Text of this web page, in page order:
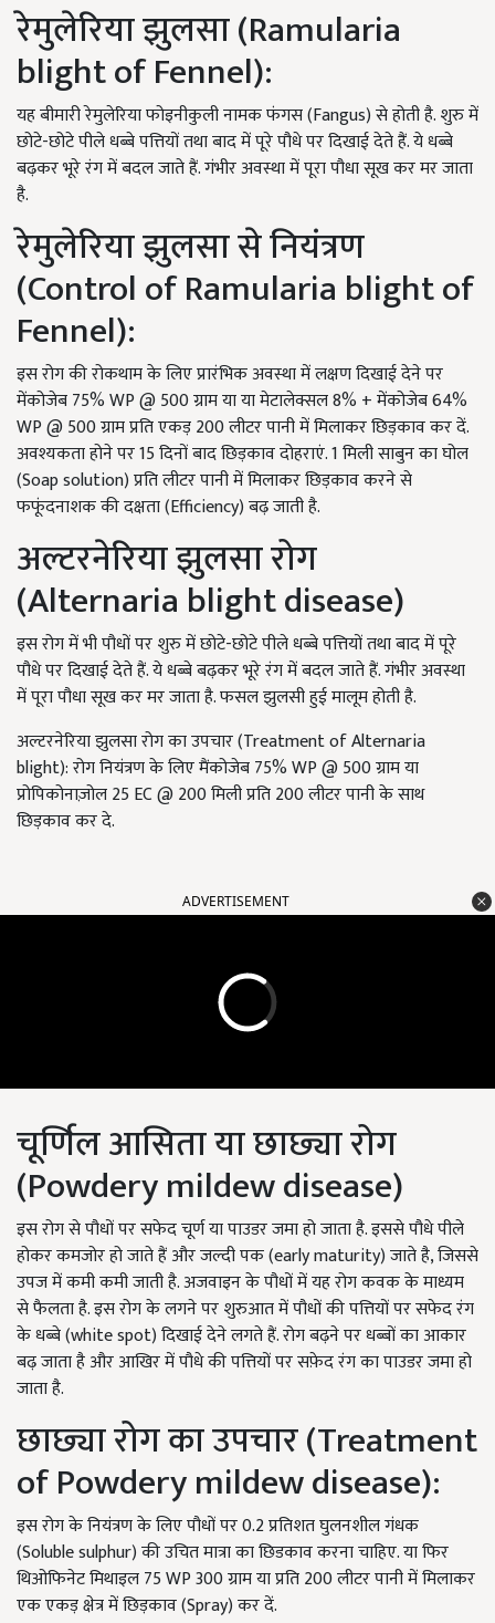
रेमुलेरिया झुलसा (Ramularia
blight of Fennel):
यह बीमारी रेमुलेरिया फोइनीकुली नामक फंगस (Fangus) से होती है. शुरु में
छोटे-छोटे पीले धब्बे पत्तियों तथा बाद में पूरे पौधे पर दिखाई देते हैं. ये धब्बे
बढ़कर भूरे रंग में बदल जाते हैं. गंभीर अवस्था में पूरा पौधा सूख कर मर जाता
है.
रेमुलेरिया झुलसा से नियंत्रण
(Control of Ramularia blight of
Fennel):
इस रोग की रोकथाम के लिए प्रारंभिक अवस्था में लक्षण दिखाई देने पर
मेंकोजेब 75% WP @ 500 ग्राम या या मेटालेक्सल 8% + मेंकोजेब 64%
WP @ 500 ग्राम प्रति एकड़ 200 लीटर पानी में मिलाकर छिड़काव कर दें.
अवश्यकता होने पर 15 दिनों बाद छिड़काव दोहराएं. 1 मिली साबुन का घोल
(Soap solution) प्रति लीटर पानी में मिलाकर छिड़काव करने से
फफूंदनाशक की दक्षता (Efficiency) बढ़ जाती है.
अल्टरनेरिया झुलसा रोग
(Alternaria blight disease)
इस रोग में भी पौधों पर शुरु में छोटे-छोटे पीले धब्बे पत्तियों तथा बाद में पूरे
पौधे पर दिखाई देते हैं. ये धब्बे बढ़कर भूरे रंग में बदल जाते हैं. गंभीर अवस्था
में पूरा पौधा सूख कर मर जाता है. फसल झुलसी हुई मालूम होती है.
अल्टरनेरिया झुलसा रोग का उपचार (Treatment of Alternaria
blight): रोग नियंत्रण के लिए मैंकोजेब 75% WP @ 500 ग्राम या
प्रोपिकोनाज़ोल 25 EC @ 200 मिली प्रति 200 लीटर पानी के साथ
छिड़काव कर दे.
ADVERTISEMENT
चूर्णिल आसिता या छाछ्या रोग
(Powdery mildew disease)
इस रोग से पौधों पर सफेद चूर्ण या पाउडर जमा हो जाता है. इससे पौधे पीले
होकर कमजोर हो जाते हैं और जल्दी पक (early maturity) जाते है, जिससे
उपज में कमी कमी जाती है. अजवाइन के पौधों में यह रोग कवक के माध्यम
से फैलता है. इस रोग के लगने पर शुरुआत में पौधों की पत्तियों पर सफेद रंग
के धब्बे (white spot) दिखाई देने लगते हैं. रोग बढ़ने पर धब्बों का आकार
बढ़ जाता है और आखिर में पौधे की पत्तियों पर सफ़ेद रंग का पाउडर जमा हो
जाता है.
छाछ्या रोग का उपचार (Treatment
of Powdery mildew disease):
इस रोग के नियंत्रण के लिए पौधों पर 0.2 प्रतिशत घुलनशील गंधक
(Soluble sulphur) की उचित मात्रा का छिडकाव करना चाहिए. या फिर
थिओफिनेट मिथाइल 75 WP 300 ग्राम या प्रति 200 लीटर पानी में मिलाकर
एक एकड़ क्षेत्र में छिड़काव (Spray) कर दें.